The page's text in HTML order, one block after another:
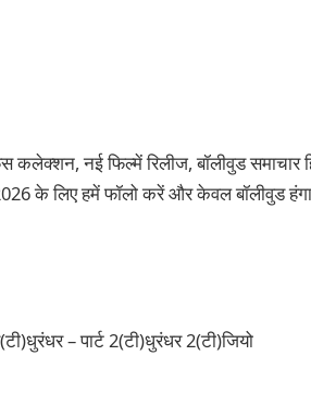
नई फिल्में रिलीज, बॉलीवुड समाचार
के लिए हमें फॉलो करें और केवल बॉलीवुड
– पार्ट 2(टी)धुरंधर 2(टी)जियो